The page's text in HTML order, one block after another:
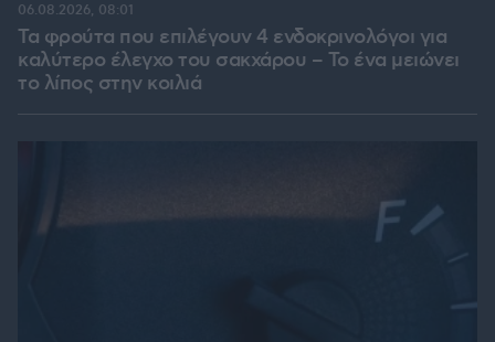
Τα φρούτα που επιλέγουν 4 ενδοκρινολόγοι για
καλύτερο έλεγχο του σακχάρου – Το ένα μειώνει
το λίπος στην κοιλιά
06.08.2026, 08:01